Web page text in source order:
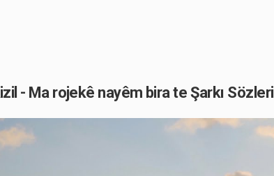
- Ma rojekê nayêm bira te Şarkı Sözleri